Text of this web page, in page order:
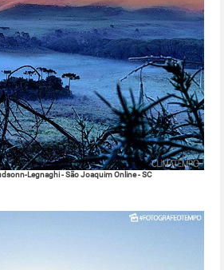
Legnaghi - São Joaquim Online - SC